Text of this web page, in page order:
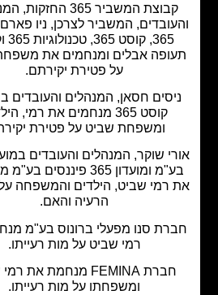
קבוצת המשביר 365 החזקות, המנהלים
המשביר לצרכן, ניו פארם, מועדון
365, קוסט 365, טכנולוגיות 365 וקשרי
אבלים ומנחמים את משפחת שביט
על פטירת יקירתם.
חסאן, המנהלים והעובדים בחברת
קוסט 365 מנחמים את רמי, הילדים
ומשפחת שביט על פטירת יקירתם.
אורי שוקר, המנהלים והעובדים במועדון 365
בע"מ ומועדון 365 פיננסים בע"מ מנחמים
רמי שביט, הילדים והמשפחה על פטירת
הרעיה והאם.
סנו מפעלי ברונוס בע"מ מנחמת את
רמי שביט על מות רעייתו.
חברת FEMINA מנחמת את רמי שביט
ומשפחתו על מות רעייתו.